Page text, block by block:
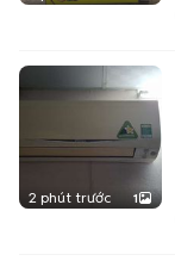
2 phút trước 1